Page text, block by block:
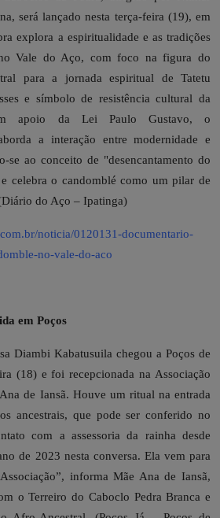
será lançado nesta terça-feira (19), em
explora a espiritualidade e as tradições
Vale do Aço, com foco na figura do
para a jornada espiritual de Tatetu
e símbolo de resistência cultural da
apoio da Lei Paulo Gustavo, o
a interação entre modernidade e
se ao conceito de "desencantamento do
celebra o candomblé como um pilar de
do Aço – Ipatinga)
noticia/0120131-documentario-
no-vale-do-aco
em Poços
Diambi Kabatusuila chegou a Poços de
(18) e foi recepcionada na Associação
de Iansã. Houve um ritual na entrada
ancestrais, que pode ser conferido no
com a assessoria da rainha desde
de 2023 nesta conversa. Ela vem para
informa Mãe Ana de Iansã,
o Terreiro do Caboclo Pedra Branca e